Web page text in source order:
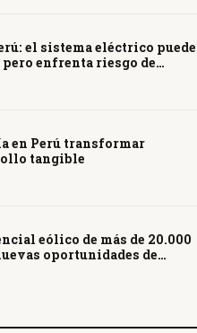
el sistema eléctrico puede
enfrenta riesgo de
en Perú transformar
tangible
eólico de más de 20.000
oportunidades de